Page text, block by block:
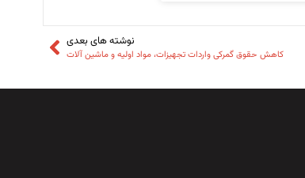
نوشته های بعدی
کاهش حقوق گمرکی واردات تجهیزات، مواد اولیه و ماشین آلات